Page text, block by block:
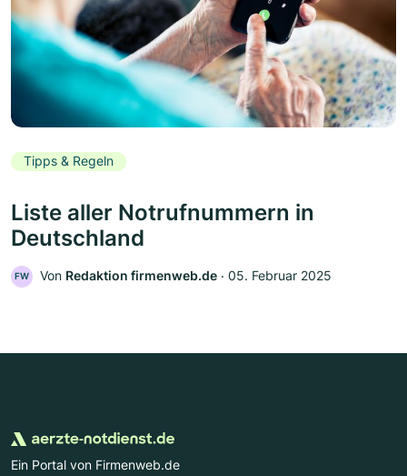
Tipps & Regeln
Liste aller Notrufnummern in
Deutschland
FW Von Redaktion firmenweb.de ‧ 05. Februar 2025
Ein Portal von Firmenweb.de